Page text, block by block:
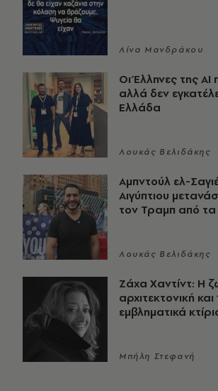
Λίνα Μανδράκου
Οι Έλληνες της
αλλά δεν
Ελλάδα
Λουκάς Βελιδάκης
Αμπντούλ ελ-
Αιγύπτιου
τον Τραμπ από
Λουκάς Βελιδάκης
Ζάχα Χαντίντ: Η
αρχιτεκτονική και
εμβληματικά
Μπήλη Στεφανή